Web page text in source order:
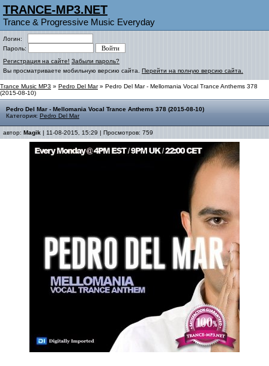
TRANCE-MP3.NET
Trance & Progressive Music Everyday
Логин:
Пароль:
Регистрация на сайте! Забыли пароль?
Вы просматриваете мобильную версию сайта. Перейти на полную версию сайта.
Trance Music MP3 » Pedro Del Mar» Pedro Del Mar - Mellomania Vocal Trance Anthems 378
(2015-08-10)
Pedro Del Mar - Mellomania Vocal Trance Anthems 378 (2015-08-10)
Категория: Pedro Del Mar
автор: Magik | 11-08-2015, 15:29 | Просмотров: 759